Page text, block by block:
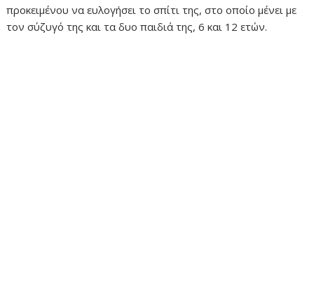
προκειμένου να ευλογήσει το σπίτι της, στο οποίο μένει με
τον σύζυγό της και τα δυο παιδιά της, 6 και 12 ετών.